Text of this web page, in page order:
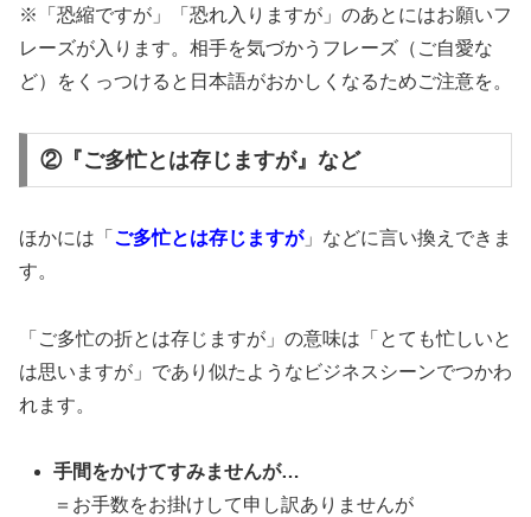
※「恐縮ですが」「恐れ入りますが」のあとにはお願いフ
レーズが入ります。相手を気づかうフレーズ（ご自愛な
ど）をくっつけると日本語がおかしくなるためご注意を。
②『ご多忙とは存じますが』など
ほかには「 ご多忙とは存じますが」などに言い換えできま
す。
「ご多忙の折とは存じますが」の意味は「とても忙しいと
は思いますが」であり似たようなビジネスシーンでつかわ
れます。
手間をかけてすみませんが…
＝お手数をお掛けして申し訳ありませんが